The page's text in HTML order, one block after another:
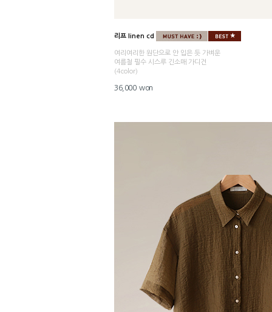
리프 linen cd
여리여리한 원단으로 안 입은 듯 가벼운
여름철 필수 시스루 긴소매 가디건
(4color)
36,000 won